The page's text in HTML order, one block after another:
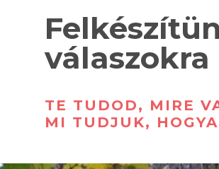
válaszokra
TE TUDOD, MIRE
MI TUDJUK,